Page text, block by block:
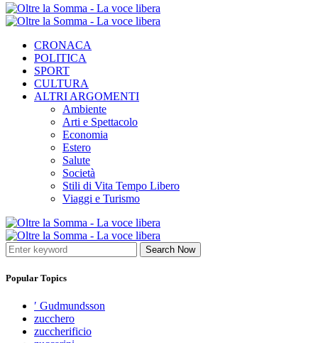
CRONACA
POLITICA
SPORT
CULTURA
ALTRI ARGOMENTI
Ambiente
Arti e Spettacolo
Economia
Estero
Salute
Società
Stili di Vita Tempo Libero
Viaggi e Turismo
Search Now
Popular Topics
′ Gudmundsson
zucchero
zuccherificio